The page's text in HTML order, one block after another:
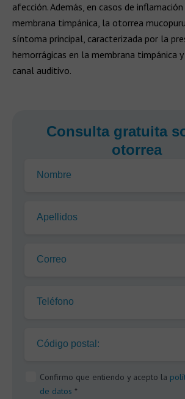
afección. Además, en casos de
membrana timpánica, la otorrea
síntoma principal, caracterizada por la
hemorrágicas en la membrana timpánica
canal auditivo.
Consulta gratuita
otorrea
Nombre
Apellidos
Correo
Teléfono
Código postal:
Confirmo que entiendo y acepto la
de datos *